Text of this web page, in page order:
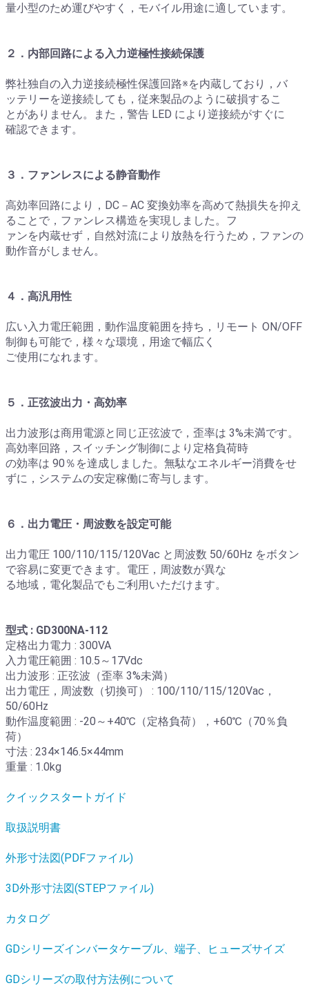
量小型のため運びやすく，モバイル用途に適しています。
２．内部回路による入力逆極性接続保護
弊社独自の入力逆接続極性保護回路※を内蔵しており，バ
ッテリーを逆接続しても，従来製品のように破損するこ
とがありません。また，警告 LED により逆接続がすぐに
確認できます。
３．ファンレスによる静音動作
高効率回路により，DC－AC 変換効率を高めて熱損失を抑え
ることで，ファンレス構造を実現しました。フ
ァンを内蔵せず，自然対流により放熱を行うため，ファンの
動作音がしません。
４．高汎用性
広い入力電圧範囲，動作温度範囲を持ち，リモート ON/OFF
制御も可能で，様々な環境，用途で幅広く
ご使用になれます。
５．正弦波出力・高効率
出力波形は商用電源と同じ正弦波で，歪率は 3%未満です。
高効率回路，スイッチング制御により定格負荷時
の効率は 90％を達成しました。無駄なエネルギー消費をせ
ずに，システムの安定稼働に寄与します。
６．出力電圧・周波数を設定可能
出力電圧 100/110/115/120Vac と周波数 50/60Hz をボタン
で容易に変更できます。電圧，周波数が異な
る地域，電化製品でもご利用いただけます。
型式 : GD300NA-112
定格出力電力 : 300VA
入力電圧範囲 : 10.5～17Vdc
出力波形 : 正弦波（歪率 3%未満）
出力電圧，周波数（切換可） : 100/110/115/120Vac，
50/60Hz
動作温度範囲 : -20～+40℃（定格負荷），+60℃（70％負
荷）
寸法 : 234×146.5×44mm
重量 : 1.0kg
クイックスタートガイド
取扱説明書
外形寸法図(PDFファイル)
3D外形寸法図(STEPファイル)
カタログ
GDシリーズインバータケーブル、端子、ヒューズサイズ
GDシリーズの取付方法例について